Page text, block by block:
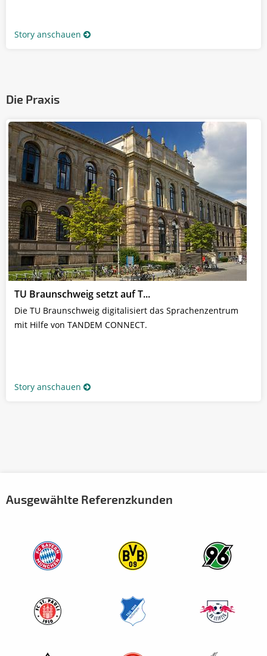
Story anschauen
Die Praxis
TU Braunschweig setzt auf T...
Die TU Braunschweig digitalisiert das Sprachenzentrum
mit Hilfe von TANDEM CONNECT.
Story anschauen
Ausgewählte Referenzkunden